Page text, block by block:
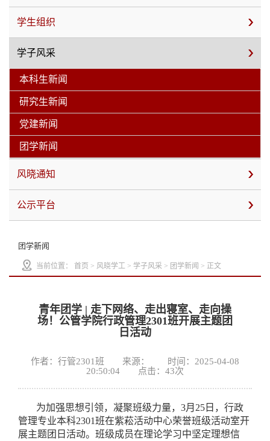
学生组织
学子风采
本科生新闻
研究生新闻
党建新闻
团学新闻
风晓通知
公示平台
团学新闻
当前位置： 首页 > 风晓学工 > 学子风采 > 团学新闻 > 正文
青年团学 | 走下网络、走出寝室、走向操
场！公管学院行政管理2301班开展主题团
日活动
作者：行管2301班 来源： 时间：2025-04-08
20:50:04 点击： 43次
为加强思想引领，凝聚班级力量，3月25日，行政
管理专业本科2301班在紫菘活动中心荣誉班级活动室开
展主题团日活动。班级成员在理论学习中坚定理想信